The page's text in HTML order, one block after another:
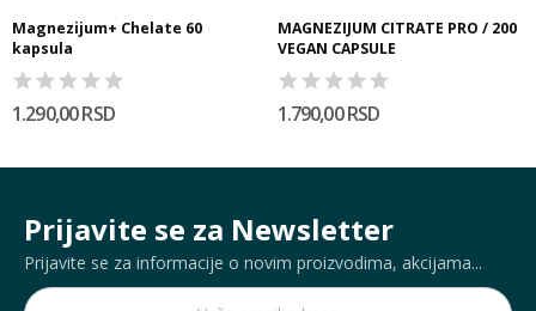
Magnezijum+ Chelate 60
kapsula
1.290,00 RSD
MAGNEZIJUM CITRATE PRO / 200
VEGAN CAPSULE
1.790,00 RSD
Prijavite se za Newsletter
Prijavite se za informacije o novim proizvodima, akcijama...